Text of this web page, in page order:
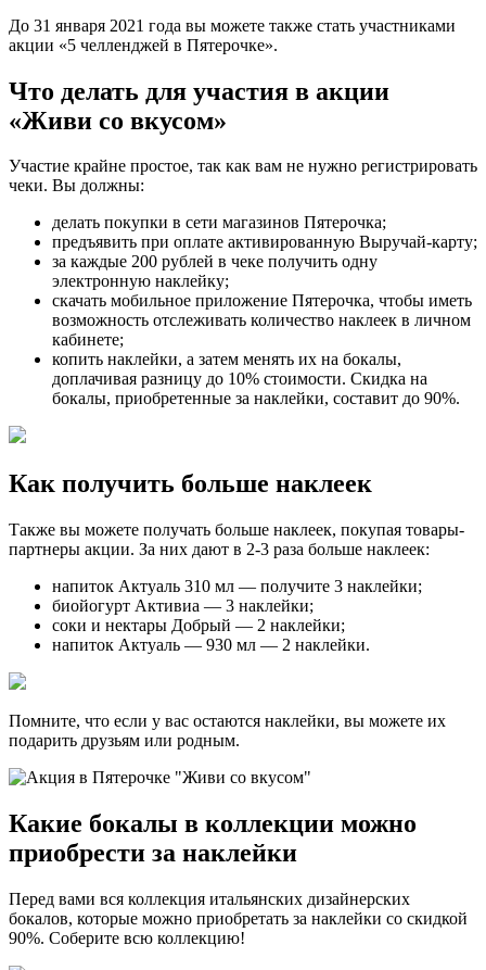
До 31 января 2021 года вы можете также стать участниками
акции «5 челленджей в Пятерочке».
Что делать для участия в акции
«Живи со вкусом»
Участие крайне простое, так как вам не нужно регистрировать
чеки. Вы должны:
делать покупки в сети магазинов Пятерочка;
предъявить при оплате активированную Выручай-карту;
за каждые 200 рублей в чеке получить одну
электронную наклейку;
скачать мобильное приложение Пятерочка, чтобы иметь
возможность отслеживать количество наклеек в личном
кабинете;
копить наклейки, а затем менять их на бокалы,
доплачивая разницу до 10% стоимости. Скидка на
бокалы, приобретенные за наклейки, составит до 90%.
Как получить больше наклеек
Также вы можете получать больше наклеек, покупая товары-
партнеры акции. За них дают в 2-3 раза больше наклеек:
напиток Актуаль 310 мл — получите 3 наклейки;
биойогурт Активиа — 3 наклейки;
соки и нектары Добрый — 2 наклейки;
напиток Актуаль — 930 мл — 2 наклейки.
Помните, что если у вас остаются наклейки, вы можете их
подарить друзьям или родным.
Какие бокалы в коллекции можно
приобрести за наклейки
Перед вами вся коллекция итальянских дизайнерских
бокалов, которые можно приобретать за наклейки со скидкой
90%. Соберите всю коллекцию!